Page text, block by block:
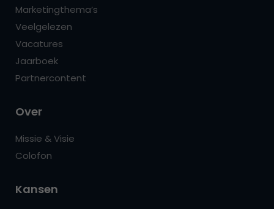
Marketingthema’s
Veelgelezen
Vacatures
Jaarboek
Partnercontent
Over
Missie & Visie
Colofon
Kansen